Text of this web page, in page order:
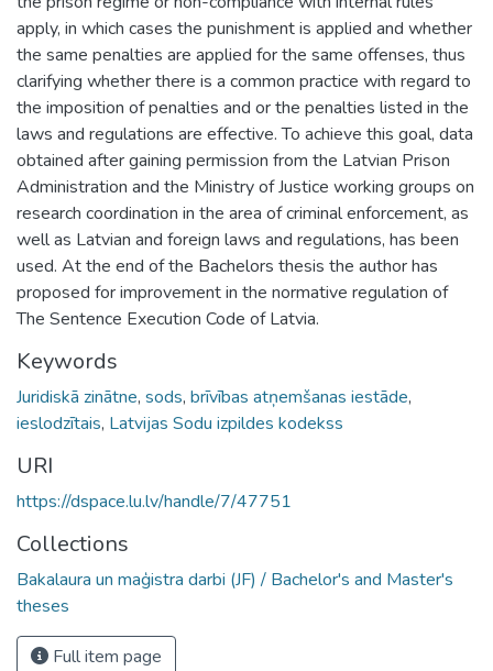
apply, in which cases the punishment is applied and whether
the same penalties are applied for the same offenses, thus
clarifying whether there is a common practice with regard to
the imposition of penalties and or the penalties listed in the
laws and regulations are effective. To achieve this goal, data
obtained after gaining permission from the Latvian Prison
Administration and the Ministry of Justice working groups on
research coordination in the area of criminal enforcement, as
well as Latvian and foreign laws and regulations, has been
used. At the end of the Bachelors thesis the author has
proposed for improvement in the normative regulation of
The Sentence Execution Code of Latvia.
Keywords
Juridiskā zinātne, sods, brīvības atņemšanas iestāde,
ieslodzītais, Latvijas Sodu izpildes kodekss
URI
https://dspace.lu.lv/handle/7/47751
Collections
Bakalaura un maģistra darbi (JF) / Bachelor's and Master's
theses
Full item page